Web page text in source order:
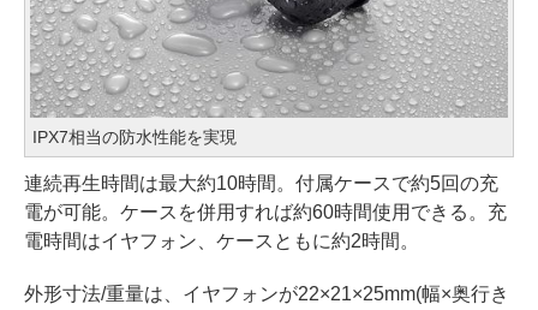
IPX7相当の防水性能を実現
連続再生時間は最大約10時間。付属ケースで約5回の充
電が可能。ケースを併用すれば約60時間使用できる。充
電時間はイヤフォン、ケースともに約2時間。
外形寸法/重量は、イヤフォンが22×21×25mm(幅×奥行き